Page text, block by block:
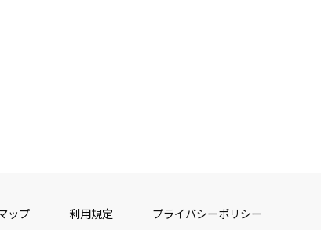
ップ 利用規定 プライバシーポリシー